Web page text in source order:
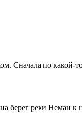
Сначала по какой-
берег реки Неман к